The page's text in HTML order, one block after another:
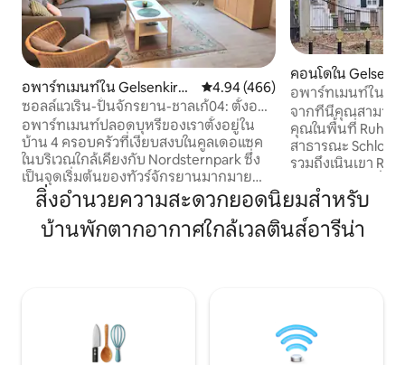
อพาร์ทเมนท์ใน Gelsenkirch
en
คะแนนเฉลี่ย 4.94 จาก 5, 466 รีวิว
4.94 (466)
ซอลล์แวเริน-ปั่นจักรยาน-ชาลเก้04: ตั้งอยู่
ใจกลางเมืองและเงียบสงบ!!
อพาร์ทเมนท์ปลอดบุหรี่ของเราตั้งอยู่ใน
บ้าน 4 ครอบครัวที่เงียบสงบในคูลเดอแซค
ในบริเวณใกล้เคียงกับ Nordsternpark ซึ่ง
เป็นจุดเริ่มต้นของทัวร์จักรยานมากมาย
(เส้นทางอุตสาหกรรม) ในระยะทาง
ประมาณ 4 กม. คือ colliery Zollverein กับ
Ruhrmuseum สามารถเดินทางไปยัง
Arena), the zoo "Zoom Erlebniswelt ",
Nordsternpark with amphitheater, ME
คอนโดใน
อพาร์ทเมนท์ในวิล
ชเทน บัวร์
จากที่นี่คุณสามาร
คุณในพื้นที่ Ruhr ด้านหลังบ้านมีสวน
สาธารณะ Schloß
รวมถึงเนินเขา
ก็อยู่ในระยะเดินถึงได้!
Erlebnisspark ห
Nordsternpark แ
สิ่งอำนวยความสะดวกยอดนิยมสำหรับ
บ้านพักตากอากาศใกล้เวลตินส์อารีน่า